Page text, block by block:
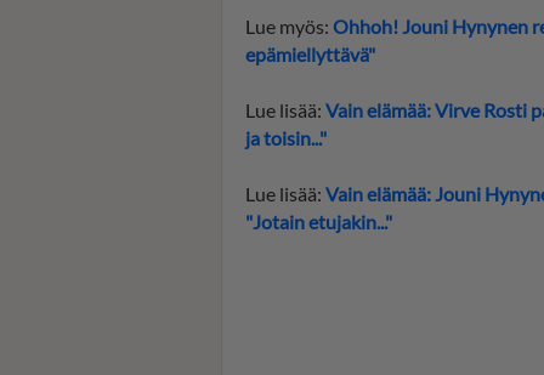
Lue myös: Ohhoh! Jouni Hynynen
epämiellyttävä"
Lue lisää: Vain elämää: Virve Rosti
ja toisin..."
Lue lisää: Vain elämää: Jouni
"Jotain etujakin..."